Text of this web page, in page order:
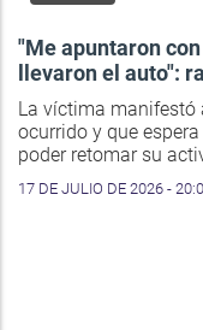
"Me apuntaron
llevaron el auto":
La víctima manifestó
ocurrido y que
poder retomar su
17 DE JULIO DE 2026 -